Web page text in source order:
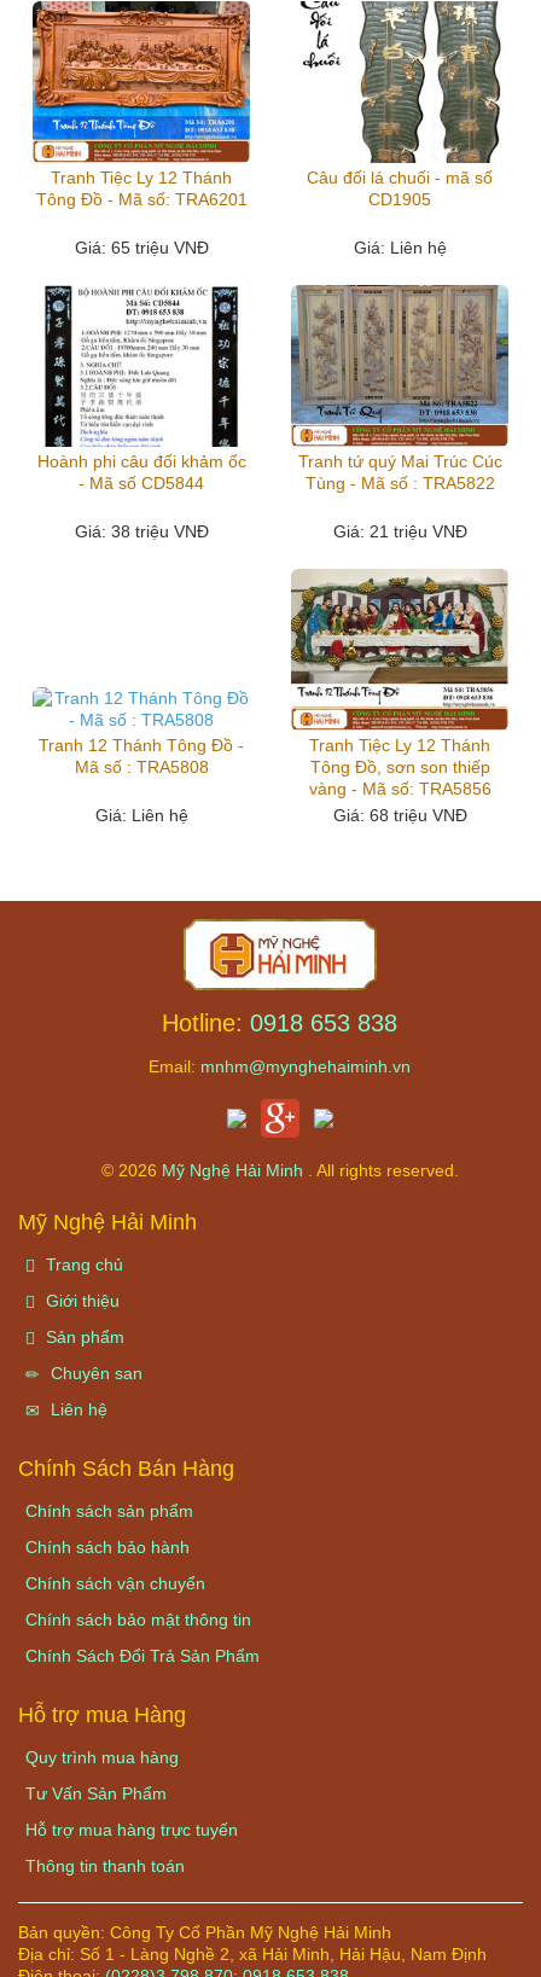
Tranh Tiệc Ly 12 Thánh
Tông Đồ - Mã số: TRA6201
Giá: 65 triệu VNĐ
Câu đối lá chuối - mã số
CD1905
Giá: Liên hệ
Hoành phi câu đối khảm ốc
- Mã số CD5844
Giá: 38 triệu VNĐ
Tranh tứ quý Mai Trúc Cúc
Tùng - Mã số : TRA5822
Giá: 21 triệu VNĐ
Tranh 12 Thánh Tông Đồ -
Mã số : TRA5808
Giá: Liên hệ
Tranh Tiệc Ly 12 Thánh
Tông Đồ, sơn son thiếp
vàng - Mã số: TRA5856
Giá: 68 triệu VNĐ
Hotline: 0918 653 838
Email: mnhm@mynghehaiminh.vn
© 2026 Mỹ Nghệ Hải Minh . All rights reserved.
Mỹ Nghệ Hải Minh
Trang chủ
Giới thiệu
Sản phẩm
Chuyên san
Liên hệ
Chính Sách Bán Hàng
Chính sách sản phẩm
Chính sách bảo hành
Chính sách vận chuyển
Chính sách bảo mật thông tin
Chính Sách Đổi Trả Sản Phẩm
Hỗ trợ mua Hàng
Quy trình mua hàng
Tư Vấn Sản Phẩm
Hỗ trợ mua hàng trực tuyến
Thông tin thanh toán
Bản quyền: Công Ty Cổ Phần Mỹ Nghệ Hải Minh
Địa chỉ: Số 1 - Làng Nghề 2, xã Hải Minh, Hải Hậu, Nam Định